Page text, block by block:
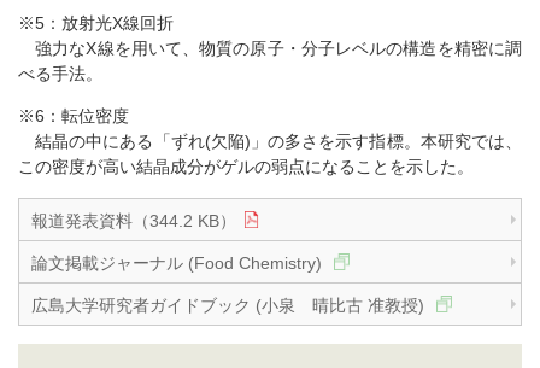
※5：放射光X線回折
強力なX線を用いて、物質の原子・分子レベルの構造を精密に調
べる手法。
※6：転位密度
結晶の中にある「ずれ(欠陥)」の多さを示す指標。本研究では、
この密度が高い結晶成分がゲルの弱点になることを示した。
報道発表資料（344.2 KB）
論文掲載ジャーナル (Food Chemistry)
広島大学研究者ガイドブック (小泉 晴比古 准教授)